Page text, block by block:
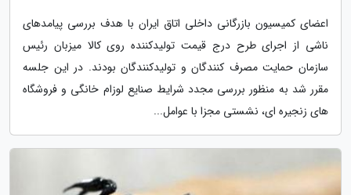
اعضای کمیسیون بازرگانی داخلی اتاق ایران با هدف بررسی پیامدهای
ناشی از اجرای طرح درج قیمت تولیدکننده روی کالا میزبان رئیس
سازمان حمایت مصرف کنندگان و تولیدکنندگان بودند. در این جلسه
مقرر شد به منظور بررسی مجدد شرایط صنایع لوزام خانگی و فروشگاه
های زنجیره ای، نشستی مجزا با عوامل...